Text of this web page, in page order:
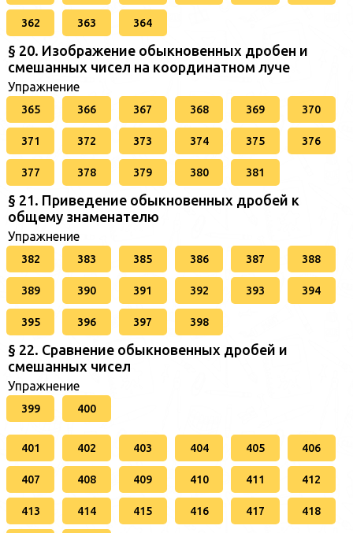
362 363 364
§ 20. Изображение обыкновенных дробен и
смешанных чисел на координатном луче
Упражнение
365 366 367 368 369 370
371 372 373 374 375 376
377 378 379 380 381
§ 21. Приведение обыкновенных дробей к
общему знаменателю
Упражнение
382 383 385 386 387 388
389 390 391 392 393 394
395 396 397 398
§ 22. Сравнение обыкновенных дробей и
смешанных чисел
Упражнение
399 400
401 402 403 404 405 406
407 408 409 410 411 412
413 414 415 416 417 418